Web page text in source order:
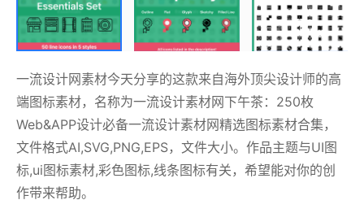
一流设计网素材今天分享的这款来自海外顶尖设计师的高
端图标素材，名称为一流设计素材网下午茶：250枚
Web&APP设计必备一流设计素材网精选图标素材合集，
文件格式AI,SVG,PNG,EPS，文件大小。作品主题与UI图
标,ui图标素材,彩色图标,线条图标有关，希望能对你的创
作带来帮助。